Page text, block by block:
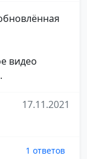
видео
17.11.2021
1 ответов